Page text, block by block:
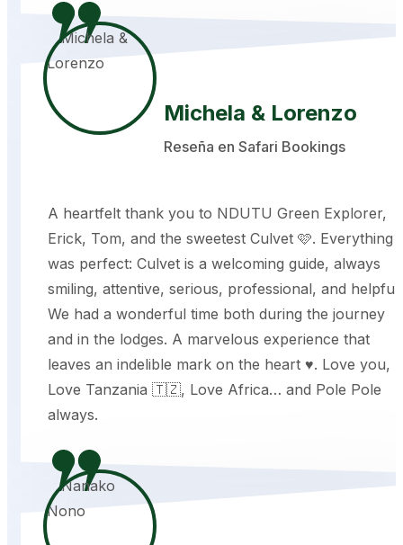
Michela & Lorenzo
Reseña en Safari Bookings
A heartfelt thank you to NDUTU Green Explorer,
Erick, Tom, and the sweetest Culvet 🩷. Everything
was perfect: Culvet is a welcoming guide, always
smiling, attentive, serious, professional, and helpful.
We had a wonderful time both during the journey
and in the lodges. A marvelous experience that
leaves an indelible mark on the heart ♥️. Love you,
Love Tanzania 🇹🇿, Love Africa… and Pole Pole
always.